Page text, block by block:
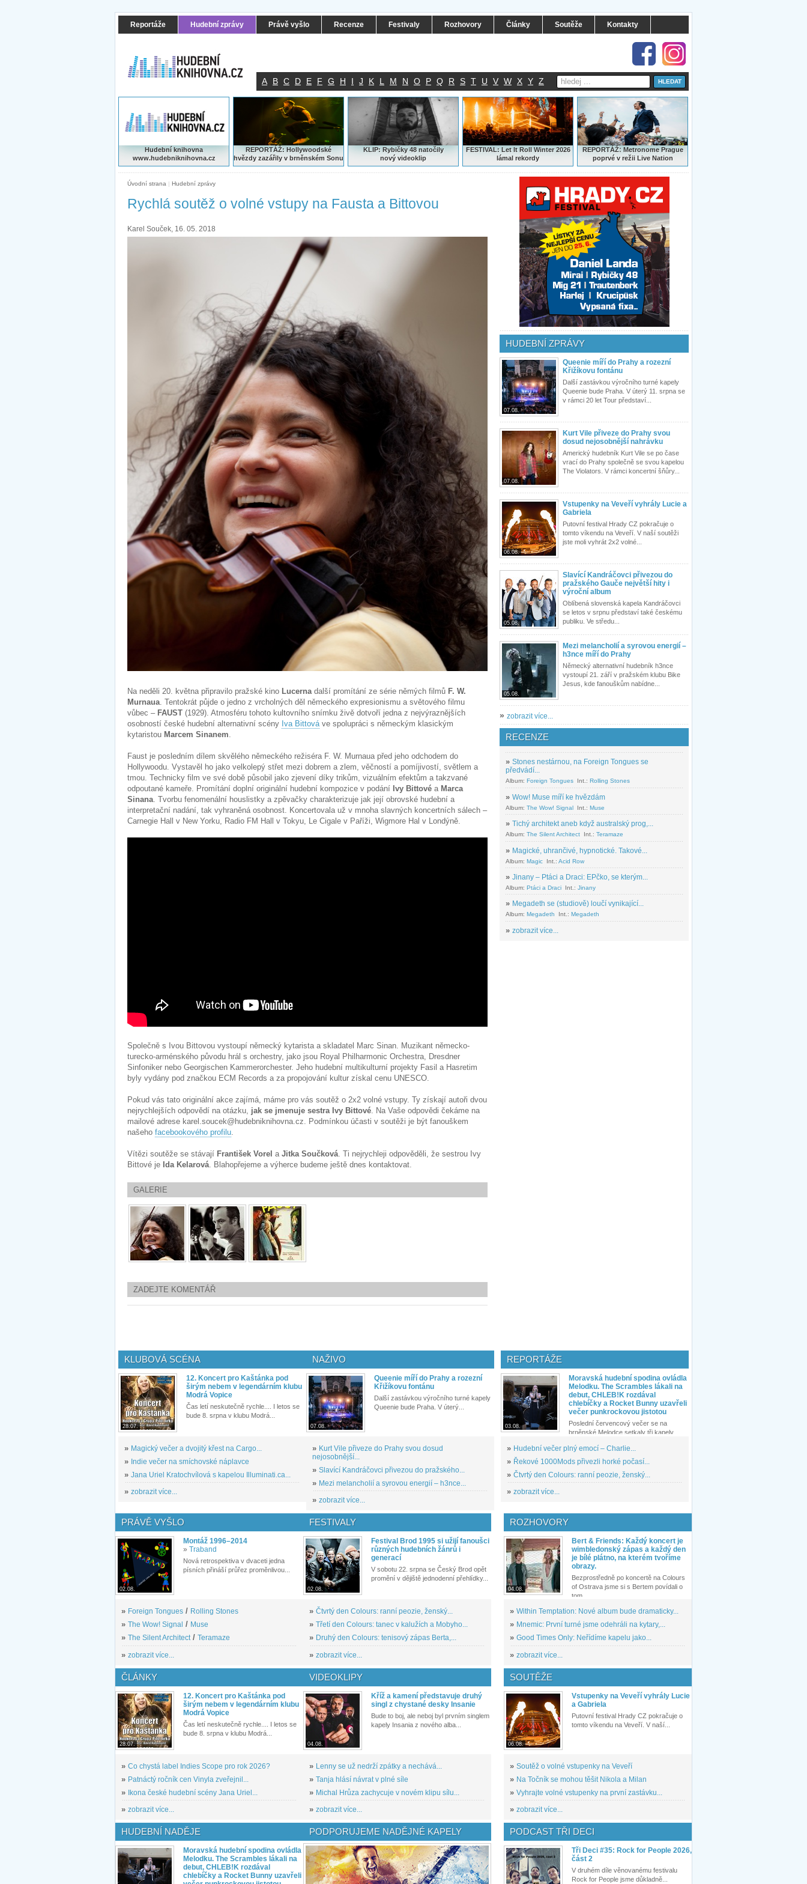
Reportáže Hudební zprávy Právě vyšlo Recenze Festivaly Rozhovory Články Soutěže Kontakty
A B C D E F G H I J K L M N O P Q R S T U V W X Y Z
Hudební knihovna
www.hudebniknihovna.cz
REPORTÁŽ: Hollywoodské
hvězdy zazářily v brněnském Sonu
KLIP: Rybičky 48 natočily
nový videoklip
FESTIVAL: Let It Roll Winter 2026
lámal rekordy
REPORTÁŽ:Metronome Prague
poprvé v režii Live Nation
Úvodní strana | Hudební zprávy
Rychlá soutěž o volné vstupy na Fausta a Bittovou
Karel Souček, 16. 05. 2018
Na neděli 20. května připravilo pražské kino Lucerna další promítání ze série němých filmů F. W.
Murnaua . Tentokrát půjde o jedno z vrcholných děl německého expresionismu a světového filmu
vůbec – FAUST (1929). Atmosféru tohoto kultovního snímku živě dotvoří jedna z nejvýraznějších
osobností české hudební alternativní scény Iva Bittová ve spolupráci s německým klasickým
kytaristou Marcem Sinanem
Faust je posledním dílem skvělého německého režiséra F. W. Murnaua před jeho odchodem do
Hollywoodu. Vystavěl ho jako velkolepý střet mezi dobrem a zlem, věčností a pomíjivostí, světlem a
tmou. Technicky film ve své době působil jako zjevení díky trikům, vizuálním efektům a takzvané
odpoutané kameře. Promítání doplní originální hudební kompozice v podání Ivy Bittové a Marca
Sinana . Tvorbu fenomenální houslistky a zpěvačky charakterizuje jak její obrovské hudební a
interpretační nadání, tak vyhraněná osobnost. Koncertovala už v mnoha slavných koncertních sálech –
Carnegie Hall v New Yorku, Radio FM Hall v Tokyu, Le Cigale v Paříži, Wigmore Hal v Londýně.
Společně s Ivou Bittovou vystoupí německý kytarista a skladatel Marc Sinan. Muzikant německo-
turecko-arménského původu hrál s orchestry, jako jsou Royal Philharmonic Orchestra, Dresdner
Sinfoniker nebo Georgischen Kammerorchester. Jeho hudební multikulturní projekty Fasil a Hasretim
byly vydány pod značkou ECM Records a za propojování kultur získal cenu UNESCO.
Pokud vás tato originální akce zajímá, máme pro vás soutěž o 2x2 volné vstupy. Ty získají autoři dvou
nejrychlejších odpovědí na otázku, jak se jmenuje sestra Ivy Bittové . Na Vaše odpovědi čekáme na
mailové adrese karel.soucek@hudebniknihovna.cz. Podmínkou účasti v soutěži je být fanouškem
našeho facebookového profilu
Vítězi soutěže se stávají František Vorel a Jitka Součková . Ti nejrychleji odpověděli, že sestrou Ivy
Bittové je Ida Kelarová . Blahopřejeme a výherce budeme ještě dnes kontaktovat.
GALERIE
ZADEJTE KOMENTÁŘ
HUDEBNÍ ZPRÁVY
07.08.
Queenie míří do Prahy a rozezní
Křižíkovu fontánu
Další zastávkou výročního turné kapely
Queenie bude Praha. V úterý 11. srpna se
v rámci 20 let Tour představí...
07.08.
Kurt Vile přiveze do Prahy svou
dosud nejosobnější nahrávku
Americký hudebník Kurt Vile se po čase
vrací do Prahy společně se svou kapelou
The Violators. V rámci koncertní šňůry...
06.08.
Vstupenky na Veveří vyhrály Lucie a
Gabriela
Putovní festival Hrady CZ pokračuje o
tomto víkendu na Veveří. V naší soutěži
jste moli vyhrát 2x2 volné...
05.08.
Slavící Kandráčovci přivezou do
pražského Gauče největší hity i
výroční album
Oblíbená slovenská kapela Kandráčovci
se letos v srpnu představí také českému
publiku. Ve středu...
05.08.
Mezi melancholií a syrovou energií –
h3nce míří do Prahy
Německý alternativní hudebník h3nce
vystoupí 21. září v pražském klubu Bike
Jesus, kde fanouškům nabídne...
» zobrazit více...
RECENZE
» Stones nestárnou, na Foreign Tongues se
předvádí...
Album: Foreign Tongues Int.: Rolling Stones
» Wow! Muse míří ke hvězdám
Album: The Wow! Signal Int.: Muse
» Tichý architekt aneb když australský prog,...
Album: The Silent Architect Int.: Teramaze
» Magické, uhrančivé, hypnotické. Takové...
Album: Magic Int.: Acid Row
» Jinany – Ptáci a Draci: EPčko, se kterým...
Album: Ptáci a Draci Int.: Jinany
» Megadeth se (studiově) loučí vynikající...
Album: Megadeth Int.: Megadeth
» zobrazit více...
KLUBOVÁ SCÉNA
28.07.
12. Koncert pro Kaštánka pod
širým nebem v legendárním klubu
Modrá Vopice
Čas letí neskutečně rychle.... I letos se
bude 8. srpna v klubu Modrá...
» Magický večer a dvojitý křest na Cargo...
» Indie večer na smíchovské náplavce
» Jana Uriel Kratochvílová s kapelou Illuminati.ca...
» zobrazit více...
NAŽIVO
07.08.
Queenie míří do Prahy a rozezní
Křižíkovu fontánu
Další zastávkou výročního turné kapely
Queenie bude Praha. V úterý...
» Kurt Vile přiveze do Prahy svou dosud
nejosobnější...
» Slavící Kandráčovci přivezou do pražského...
» Mezi melancholií a syrovou energií – h3nce...
» zobrazit více...
REPORTÁŽE
03.08.
Moravská hudební spodina ovládla
Melodku. The Scrambles lákali na
debut, CHLEB!K rozdával
chlebíčky a Rocket Bunny uzavřeli
večer punkrockovou jistotou
Poslední červencový večer se na
brněnské Melodce setkaly tři kapely...
» Hudební večer plný emocí – Charlie...
» Řekové 1000Mods přivezli horké počasí...
» Čtvrtý den Colours: ranní peozie, ženský...
» zobrazit více...
PRÁVĚ VYŠLO
02.08.
Montáž 1996–2014
» Traband
Nová retrospektiva v dvaceti jedna
písních přináší průřez proměnlivou...
» Foreign Tongues / Rolling Stones
» The Wow! Signal / Muse
» The Silent Architect/ Teramaze
» zobrazit více...
FESTIVALY
02.08.
Festival Brod 1995 si užijí fanoušci
různých hudebních žánrů i
generací
V sobotu 22. srpna se Český Brod opět
promění v dějiště jednodenní přehlídky...
» Čtvrtý den Colours: ranní peozie, ženský...
» Třetí den Colours: tanec v kalužích a Mobyho...
» Druhý den Colours: tenisový zápas Berta,...
» zobrazit více...
ROZHOVORY
04.08.
Bert & Friends: Každý koncert je
wimbledonský zápas a každý den
je bílé plátno, na kterém tvoříme
obrazy.
Bezprostředně po koncertě na Colours
of Ostrava jsme si s Bertem povídali o
tom,...
» Within Temptation: Nové album bude dramaticky...
» Mnemic: První turné jsme odehráli na kytary,...
» Good Times Only: Neřídíme kapelu jako...
» zobrazit více...
ČLÁNKY
28.07.
12. Koncert pro Kaštánka pod
širým nebem v legendárním klubu
Modrá Vopice
Čas letí neskutečně rychle.... I letos se
bude 8. srpna v klubu Modrá...
» Co chystá label Indies Scope pro rok 2026?
» Patnáctý ročník cen Vinyla zveřejnil...
» Ikona české hudební scény Jana Uriel...
» zobrazit více...
VIDEOKLIPY
04.08.
Kříž a kamení představuje druhý
singl z chystané desky Insanie
Bude to boj, ale neboj byl prvním singlem
kapely Insania z nového alba...
» Lenny se už nedrží zpátky a nechává...
» Tanja hlásí návrat v plné síle
» Michal Hrůza zachycuje v novém klipu sílu...
» zobrazit více...
SOUTĚŽE
06.08.
Vstupenky na Veveří vyhrály Lucie
a Gabriela
Putovní festival Hrady CZ pokračuje o
tomto víkendu na Veveří. V naší...
» Soutěž o volné vstupenky na Veveří
» Na Točník se mohou těšit Nikola a Milan
» Vyhrajte volné vstupenky na první zastávku...
» zobrazit více...
HUDEBNÍ NADĚJE
Moravská hudební spodina ovládla
Melodku. The Scrambles lákali na
debut, CHLEB!K rozdával
chlebíčky a Rocket Bunny uzavřeli
PODPORUJEME NADĚJNÉ KAPELY PODCAST TŘI DECI
Tři Deci #35: Rock for People 2026,
část 2
V druhém díle věnovanému festivalu
Rock for People jsme důkladně...